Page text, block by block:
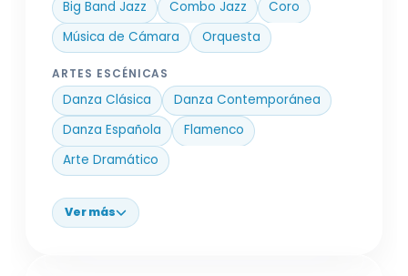
Big Band Jazz Combo Jazz
Coro
Música de Cámara
Orquesta
ARTES ESCÉNICAS
Danza Clásica
Danza Contemporánea
Danza Española
Flamenco
Arte Dramático
Ver más